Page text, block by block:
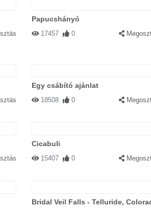
Papucshányó
17457 0
Egy csábító ajánlat
18508 0
Cicabuli
15407 0
Bridal Veil Falls - Telluride,